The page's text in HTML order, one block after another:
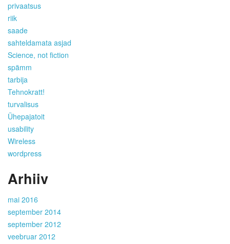
privaatsus
riik
saade
sahteldamata asjad
Science, not fiction
spämm
tarbija
Tehnokratt!
turvalisus
Ühepajatoit
usability
Wireless
wordpress
Arhiiv
mai 2016
september 2014
september 2012
veebruar 2012